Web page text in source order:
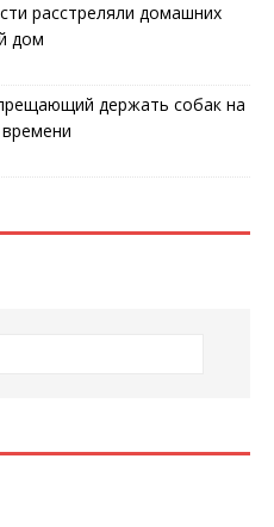
расстреляли домашних
дом
держать собак на